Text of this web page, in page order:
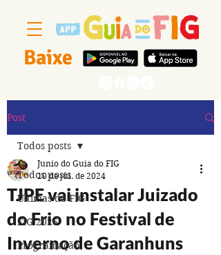
Baixe
Post
Todos posts
Últimas do FIG
FIG 2026
Programação
Todos posts
TJPE vai instalar Juizado
do Frio no Festival de
Inverno de Garanhuns
Junio do Guia do FIG
10 de jul. de 2024